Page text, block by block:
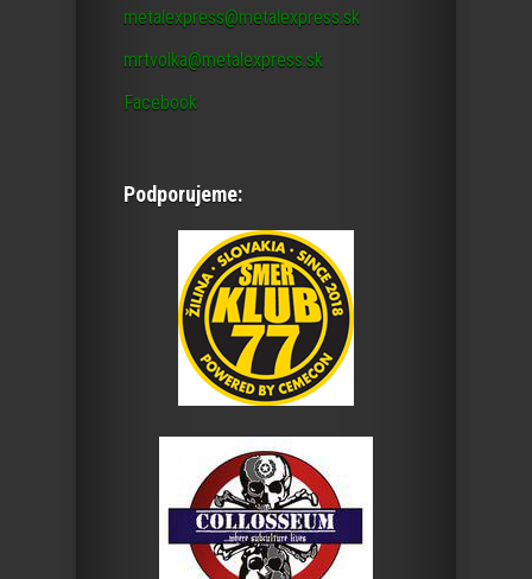
metalexpress@metalexpress.sk
mrtvolka@metalexpress.sk
Facebook
Podporujeme: